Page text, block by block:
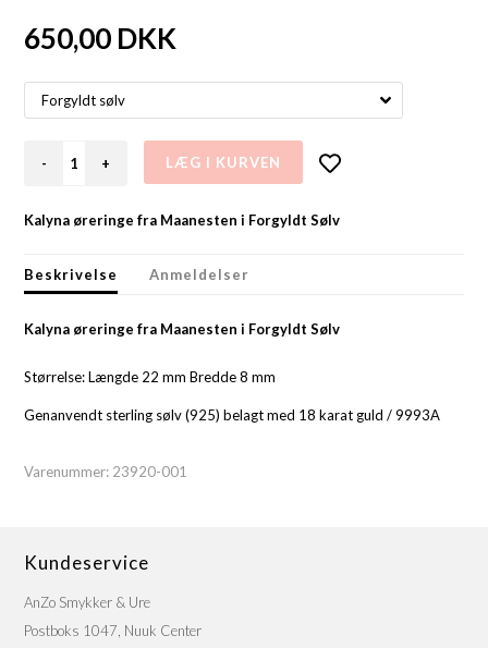
650,00 DKK
- +
Kalyna øreringe fra Maanesten i Forgyldt Sølv
Beskrivelse Anmeldelser
Kalyna øreringe fra Maanesten i Forgyldt Sølv
Størrelse: Længde 22 mm Bredde 8 mm
Genanvendt sterling sølv (925) belagt med 18 karat guld / 9993A
Varenummer: 23920-001
Kundeservice
AnZo Smykker & Ure
Postboks 1047, Nuuk Center